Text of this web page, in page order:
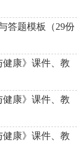
答题模板（29份
健康》课件、教
健康》课件、教
健康》课件、教